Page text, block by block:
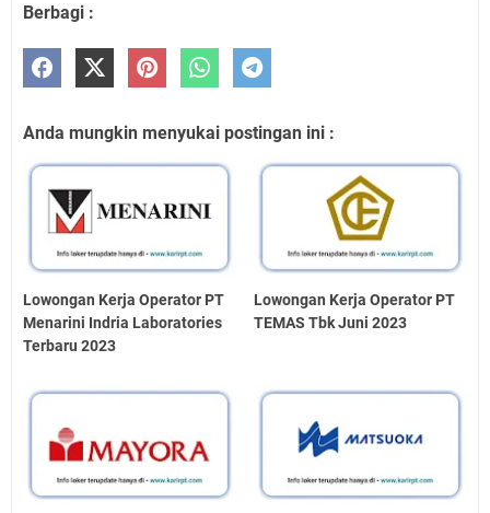
Berbagi :
Anda mungkin menyukai postingan ini :
Lowongan Kerja Operator PT
Menarini Indria Laboratories
Terbaru 2023
Lowongan Kerja Operator PT
TEMAS Tbk Juni 2023